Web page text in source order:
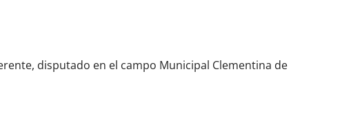
disputado en el campo Municipal Clementina de